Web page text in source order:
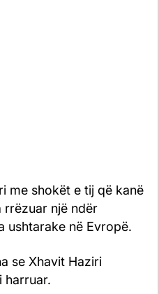
me shokët e tij që kanë
rrëzuar një ndër
ushtarake në Evropë.
se Xhavit Haziri
harruar.